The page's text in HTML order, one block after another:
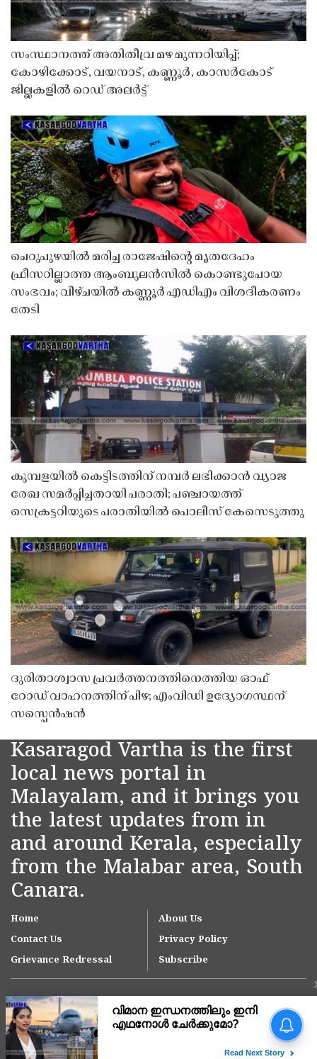
സംസ്ഥാനത്ത് അതിതീവ്ര മഴ മുന്നറിയിപ്പ്;
കോഴിക്കോട്, വയനാട്, കണ്ണൂർ, കാസർകോട്
ജില്ലകളിൽ റെഡ് അലർട്ട്
ചെറുപുഴയിൽ മരിച്ച രാജേഷിൻ്റെ മൃതദേഹം
ഫ്രീസറില്ലാത്ത ആംബുലൻസിൽ കൊണ്ടുപോയ
സംഭവം; വീഴ്ചയിൽ കണ്ണൂർ എഡിഎം വിശദീകരണം
തേടി
കുമ്പളയിൽ കെട്ടിടത്തിന് നമ്പർ ലഭിക്കാൻ വ്യാജ
രേഖ സമർപ്പിച്ചതായി പരാതി; പഞ്ചായത്ത്
സെക്രട്ടറിയുടെ പരാതിയിൽ പൊലീസ് കേസെടുത്തു
ദുരിതാശ്വാസ പ്രവർത്തനത്തിനെത്തിയ ഓഫ്
റോഡ് വാഹനത്തിന് പിഴ; എംവിഡി ഉദ്യോഗസ്ഥന്
സസ്പെൻഷൻ
Kasaragod Vartha is the first
local news portal in
Malayalam, and it brings you
the latest updates from in
and around Kerala, especially
from the Malabar area, South
Canara.
Home
About Us
Contact Us
Privacy Policy
Grievance Redressal
Subscribe